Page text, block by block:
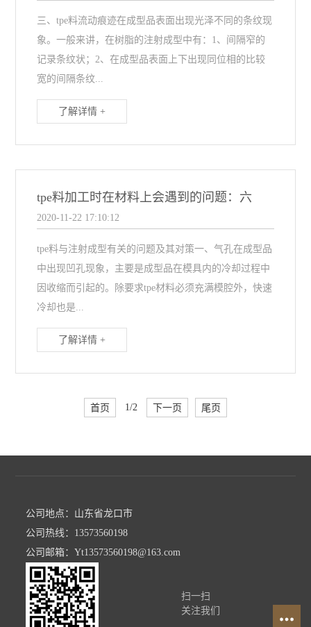
三、tpe料流动痕迹在成型品表面出现光泽不同的条纹现
象。一般来讲，在树脂的注射成型中有：1、间隔窄的
记录条纹状；2、在成型品表面上下出现同位相的比较
宽的间隔条纹...
了解详情 +
tpe料加工时在材料上会遇到的问题：六
2020-11-22 17:10:12
tpe料与注射成型有关的问题及其对策一、气孔在成型品
中出现凹孔现象，主要是成型品在模具内的冷却过程中
因收缩而引起的。除要求tpe材料必须充满模腔外，快速
冷却也是...
了解详情 +
首页 1/2 下一页 尾页
公司地点：山东省龙口市
公司热线：13573560198
公司邮箱：Yt13573560198@163.com
扫一扫
关注我们